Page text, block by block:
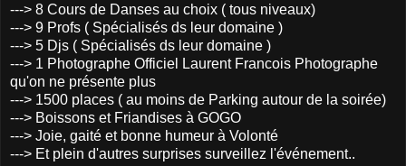
---> 8 Cours de Danses au choix ( tous niveaux)
---> 9 Profs ( Spécialisés ds leur domaine )
---> 5 Djs ( Spécialisés ds leur domaine )
---> 1 Photographe Officiel Laurent Francois Photographe
qu'on ne présente plus
---> 1500 places ( au moins de Parking autour de la soirée)
---> Boissons et Friandises à GOGO
---> Joie, gaité et bonne humeur à Volonté
---> Et plein d'autres surprises surveillez l'événement..